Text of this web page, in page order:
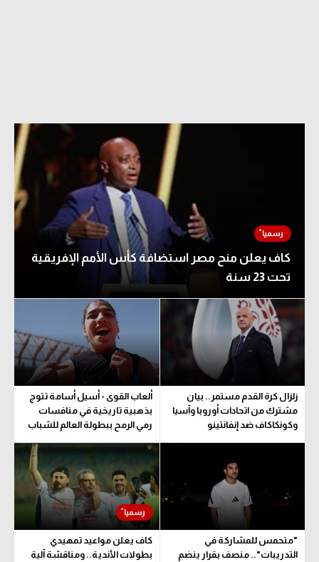
كاف يعلن منح مصر استضافة كأس الأمم الإفريقية
تحت 23 سنة
زلزال كرة القدم مستمر.. بيان
مشترك من اتحادات أوروبا وآسيا
وكونكاكاف ضد إنفانتينو
ألعاب القوى - أسيل أسامة تتوج
بذهبية تاريخية في منافسات
رمي الرمح ببطولة العالم للشباب
"متحمس للمشاركة في
التدريبات".. منصف بقرار ينضم
كاف يعلن مواعيد تمهيدي
بطولات الأندية.. ومناقشة آلية